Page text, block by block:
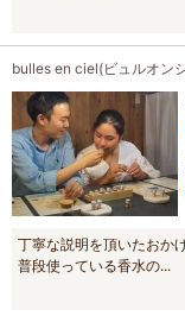
bulles en ciel(ビュルオン
丁寧な説明を頂いたおか
普段使っている香水の...